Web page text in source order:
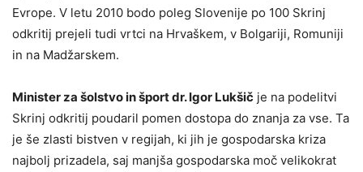
Evrope. V letu 2010 bodo poleg Slovenije po 100 Skrinj
odkritij prejeli tudi vrtci na Hrvaškem, v Bolgariji, Romuniji
in na Madžarskem.
Minister za šolstvo in šport dr. Igor Lukšič je na podelitvi
Skrinj odkritij poudaril pomen dostopa do znanja za vse. Ta
je še zlasti bistven v regijah, ki jih je gospodarska kriza
najbolj prizadela, saj manjša gospodarska moč velikokrat